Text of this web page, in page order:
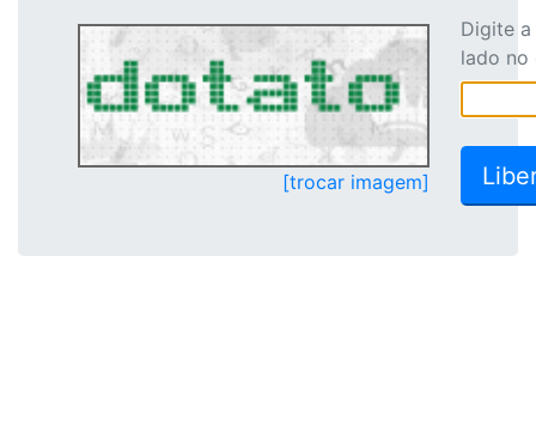
[trocar imagem]
Digite
lado no